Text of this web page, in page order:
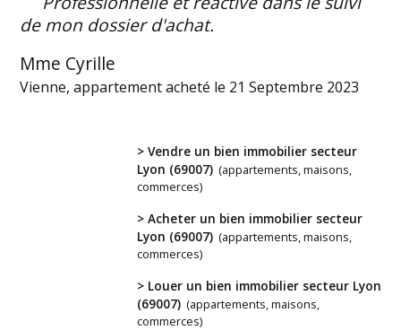
de mon dossier d'achat.
Mme Cyrille
Vienne, appartement acheté le 21 Septembre 2023
> Vendre un bien immobilier secteur
Lyon (69007) (appartements, maisons,
commerces)
> Acheter un bien immobilier secteur
Lyon (69007) (appartements, maisons,
commerces)
> Louer un bien immobilier secteur Lyon
(69007) (appartements, maisons,
commerces)